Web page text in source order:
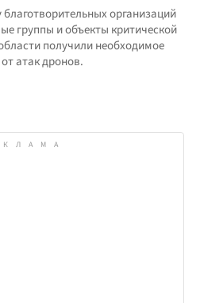
организаций
группы и объекты критической
получили необходимое
атак дронов.